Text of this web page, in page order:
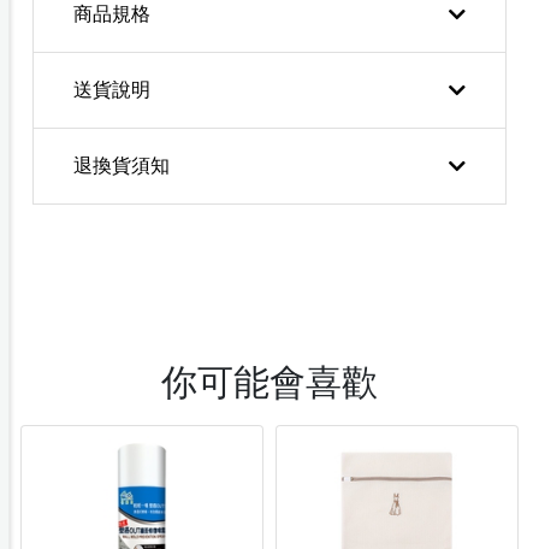
商品規格
送貨說明
退換貨須知
你可能會喜歡